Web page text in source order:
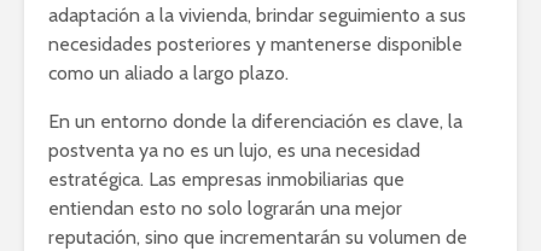
adaptación a la vivienda, brindar seguimiento a sus
necesidades posteriores y mantenerse disponible
como un aliado a largo plazo.
En un entorno donde la diferenciación es clave, la
postventa ya no es un lujo, es una necesidad
estratégica. Las empresas inmobiliarias que
entiendan esto no solo lograrán una mejor
reputación, sino que incrementarán su volumen de